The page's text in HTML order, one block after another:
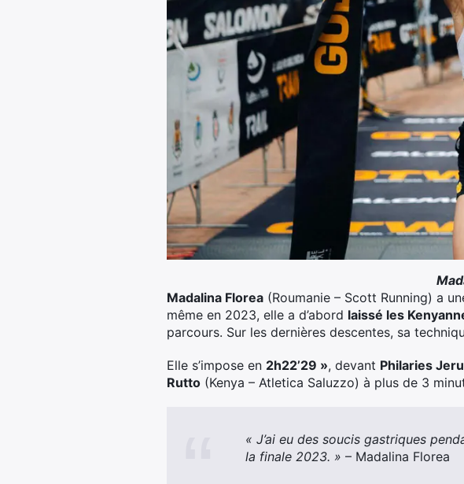
Madalina Florea (Roumanie – Scott Running) a
même en 2023, elle a d’abord laissé les
parcours. Sur les dernières descentes, sa
Elle s’impose en 2h22’29 », devant Philaries
Rutto (Kenya – Atletica Saluzzo) à plus de 3
« J’ai eu des soucis gastriques
la finale 2023. » – Madalina Florea